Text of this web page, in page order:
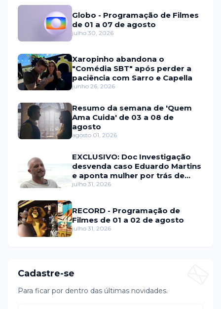
Globo - Programação de Filmes
de 01 a 07 de agosto
julho 30, 2026
Xaropinho abandona o
"Comédia SBT" após perder a
paciência com Sarro e Capella
junho 26, 2026
Resumo da semana de 'Quem
Ama Cuida' de 03 a 08 de
agosto
agosto 01, 2026
EXCLUSIVO: Doc Investigação
desvenda caso Eduardo Martins
e aponta mulher por trás de
fraude internacional
julho 31, 2026
RECORD - Programação de
Filmes de 01 a 02 de agosto
julho 31, 2026
Cadastre-se
Para ficar por dentro das últimas novidades.